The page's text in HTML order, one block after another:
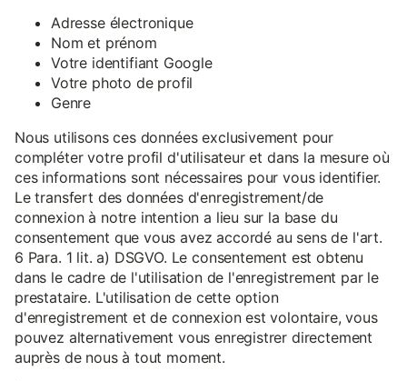
Adresse électronique
Nom et prénom
Votre identifiant Google
Votre photo de profil
Genre
Nous utilisons ces données exclusivement pour
compléter votre profil d'utilisateur et dans la mesure où
ces informations sont nécessaires pour vous identifier.
Le transfert des données d'enregistrement/de
connexion à notre intention a lieu sur la base du
consentement que vous avez accordé au sens de l'art.
6 Para. 1 lit. a) DSGVO. Le consentement est obtenu
dans le cadre de l'utilisation de l'enregistrement par le
prestataire. L'utilisation de cette option
d'enregistrement et de connexion est volontaire, vous
pouvez alternativement vous enregistrer directement
auprès de nous à tout moment.